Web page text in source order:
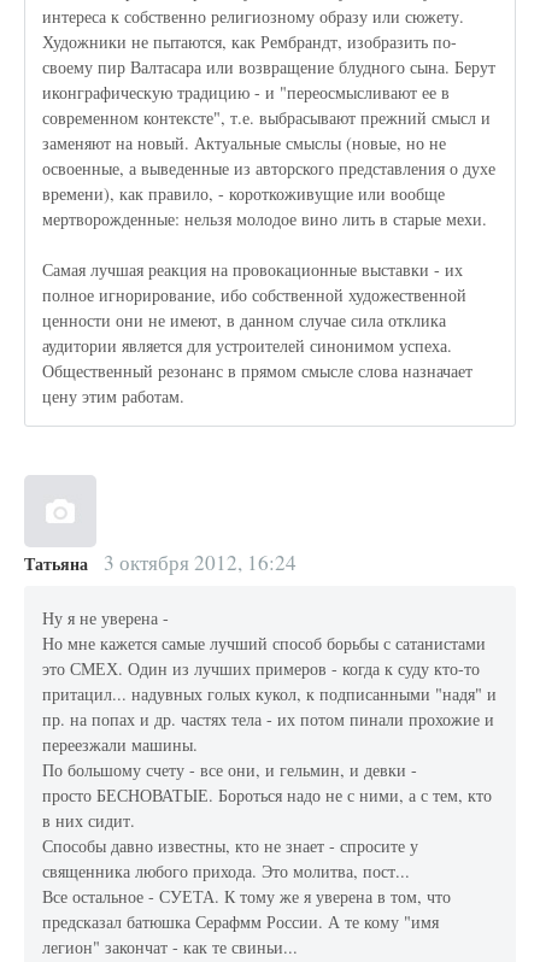
интереса к собственно религиозному образу или сюжету.
Художники не пытаются, как Рембрандт, изобразить по-
своему пир Валтасара или возвращение блудного сына. Берут
иконграфическую традицию - и "переосмысливают ее в
современном контексте", т.е. выбрасывают прежний смысл и
заменяют на новый. Актуальные смыслы (новые, но не
освоенные, а выведенные из авторского представления о духе
времени), как правило, - короткоживущие или вообще
мертворожденные: нельзя молодое вино лить в старые мехи.
Самая лучшая реакция на провокационные выставки - их
полное игнорирование, ибо собственной художественной
ценности они не имеют, в данном случае сила отклика
аудитории является для устроителей синонимом успеха.
Общественный резонанс в прямом смысле слова назначает
цену этим работам.
Татьяна 3 октября 2012, 16:24
Ну я не уверена -
Но мне кажется самые лучший способ борьбы с сатанистами
это СМЕХ. Один из лучших примеров - когда к суду кто-то
притацил... надувных голых кукол, к подписанными "надя" и
пр. на попах и др. частях тела - их потом пинали прохожие и
переезжали машины.
По большому счету - все они, и гельмин, и девки -
просто БЕСНОВАТЫЕ. Бороться надо не с ними, а с тем, кто
в них сидит.
Способы давно известны, кто не знает - спросите у
священника любого прихода. Это молитва, пост...
Все остальное - СУЕТА. К тому же я уверена в том, что
предсказал батюшка Серафмм России. А те кому "имя
легион" закончат - как те свиньи...